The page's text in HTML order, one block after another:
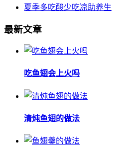
夏季多吃酸少吃凉助养生
最新文章
吃鱼翅会上火吗
清炖鱼翅的做法